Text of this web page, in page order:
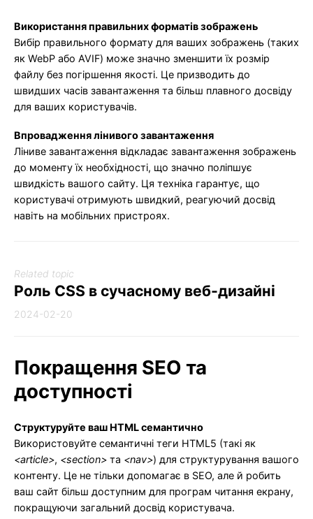
Використання правильних форматів зображень
Вибір правильного формату для ваших зображень (таких
як WebP або AVIF) може значно зменшити їх розмір
файлу без погіршення якості. Це призводить до
швидших часів завантаження та більш плавного досвіду
для ваших користувачів.
Впровадження лінивого завантаження
Ліниве завантаження відкладає завантаження зображень
до моменту їх необхідності, що значно поліпшує
швидкість вашого сайту. Ця техніка гарантує, що
користувачі отримують швидкий, реагуючий досвід
навіть на мобільних пристроях.
Related topic
Роль CSS в сучасному веб-дизайні
2024-02-20
Покращення SEO та
доступності
Структуруйте ваш HTML семантично
Використовуйте семантичні теги HTML5 (такі як
<article>, <section> та <nav>) для структурування вашого
контенту. Це не тільки допомагає в SEO, але й робить
ваш сайт більш доступним для програм читання екрану,
покращуючи загальний досвід користувача.